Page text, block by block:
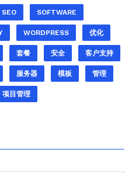
SEO SOFTWARE
WORDPRESS 优化
套餐 安全 客户支持
服务器 模板 管理
项目管理